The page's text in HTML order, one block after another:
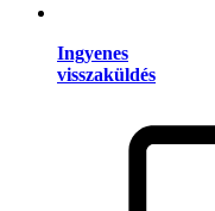
Ingyenes
visszaküldés